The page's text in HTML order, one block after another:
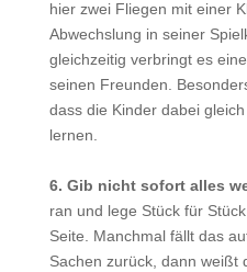
hier zwei Fliegen mit einer
Abwechslung in seiner
gleichzeitig verbringt es
seinen Freunden.
dass die Kinder dabei
lernen.
6. Gib nicht sofort alles
ran und lege Stück für
Seite. Manchmal fällt das
Sachen zurück, dann weißt